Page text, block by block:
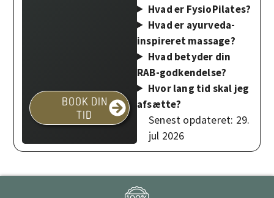
BOOK DIN
TID
Hvad er FysioPilates?
Hvad er ayurveda-
inspireret massage?
Hvad betyder din
RAB-godkendelse?
Hvor lang tid skal jeg
afsætte?
Senest opdateret: 29.
jul 2026